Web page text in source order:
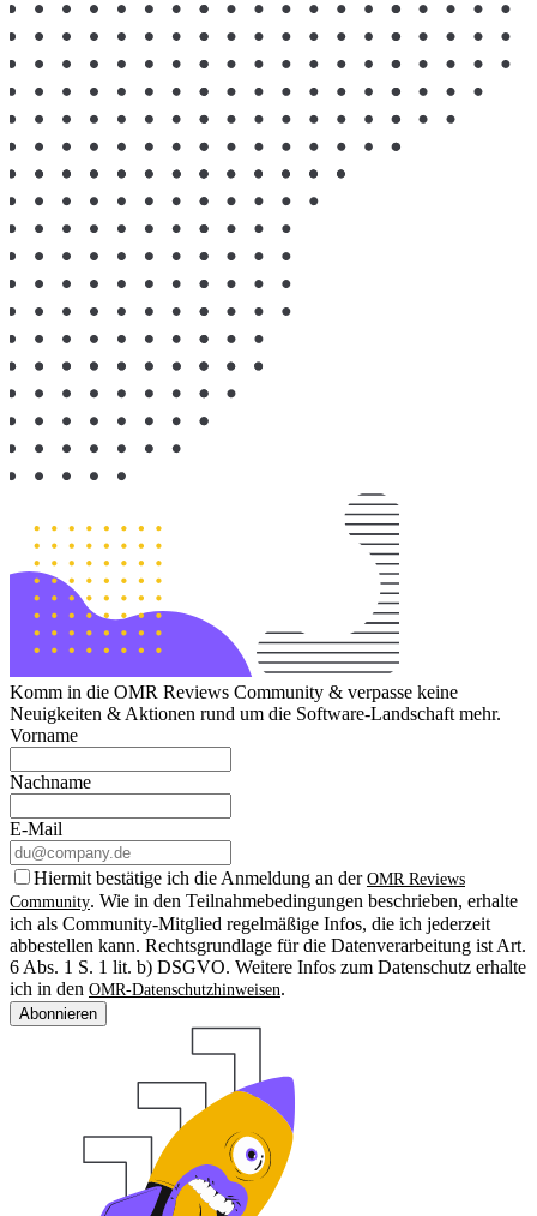
Komm in die OMR Reviews Community & verpasse keine
Neuigkeiten & Aktionen rund um die Software-Landschaft mehr.
Vorname
Nachname
E-Mail
Hiermit bestätige ich die Anmeldung an der OMR Reviews
Community. Wie in den Teilnahmebedingungen beschrieben, erhalte
ich als Community-Mitglied regelmäßige Infos, die ich jederzeit
abbestellen kann. Rechtsgrundlage für die Datenverarbeitung ist Art.
6 Abs. 1 S. 1 lit. b) DSGVO. Weitere Infos zum Datenschutz erhalte
ich in den OMR-Datenschutzhinweisen.
Abonnieren